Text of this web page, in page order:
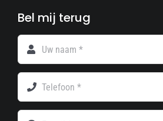
Bel mij terug